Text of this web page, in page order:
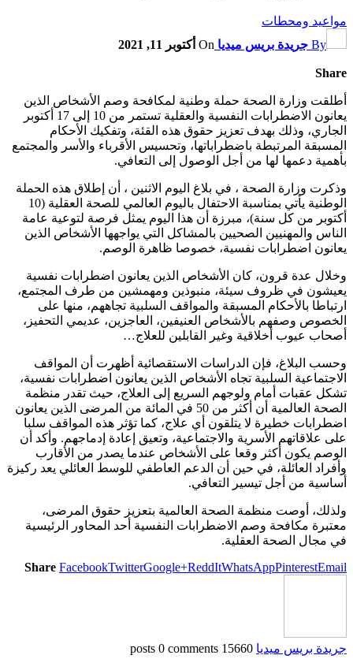
مواعيد ومحطات
By جريدة بريس ميديا On أكتوبر 11, 2021
Share
أطلقت وزارة الصحة حملة وطنية لمكافحة وصم الأشخاص الذين
يعانون الاضطرابات النفسية والعقلية تستمر من 10 إلى 17 أكتوبر
الجاري، وذلك بهدف تعزيز حقوق هذه القئة، وتفكيك الأحكام
المسبقة المرتبطة باضطراباتها، وتحسيس الأقرباء والأسر والمجتمع
بأهمية دعمها لها من أجل الوصول إلى التعافي.
وذكرت وزارة الصحة ، في بلاغ اليوم الاثنين ، أن إطلاق هذه الحملة
الوطنية يأتي بمناسبة الاحتفال باليوم العالمي للصحة العقلية (10
أكتوبر من كل سنة)، مبرزة أن هذا اليوم يمثل فرصة لتوعية عامة
الناس والمهنيين الصحيين بالمشاكل التي يواجهها الأشخاص الذين
يعانون اضطرابات نفسية، خصوصا ظاهرة الوصم.
وخلال عدة قرون، كان الأشخاص الذين يعانون اضطرابات نفسية
يعيشون في ظروف سيئة، منبوذين ومهمشين من طرف المجتمع،
ارتباطا بالأحكام المسبقة والمواقف السلبية تجاههم، منها على
الخصوص وصفهم بالأشخاص العنيفين، العاجزين، عديمي التحفيز،
أصحاب عيوب أخلاقية وغير القابلين للعلاج…
وحسب البلاغ، فإن الدراسات الاستقصائية أظهرت أن المواقف
الاجتماعية السلبية تجاه الأشخاص الذين يعانون اضطرابات نفسية،
تشكل عقبات أمام ولوجهم السريع إلى العلاج، حيث تقدر منظمة
الصحة العالمية أن أكثر من 50 في المائة من المرضى الذين يعانون
اضطرابات خطيرة لا يتلقون أي علاج، كما تؤثر هذه المواقف سلبا
على علاقاتهم الأسرية والاجتماعية، وتعيق إعادة إدماجهم. وأكد أن
الوصم يكون أكثر وقعا على الأشخاص عندما يصدر من الأقارب
وأفراد العائلة، في حين أن الدعم العاطفي للوسط العائلي يعد ركيزة
أساسية من أجل تيسير التعافي.
ولذلك، أوصت منظمة الصحة العالمية بتعزيز حقوق المرضى،
معتبرة مكافحة وصم الاضطرابات النفسية أحد المحاور الرئيسية
في مجال الصحة العقلية.
Share FacebookTwitterGoogle+ReddItWhatsAppPinterestEmail
جريدة بريس ميديا 15660 posts
0 comments